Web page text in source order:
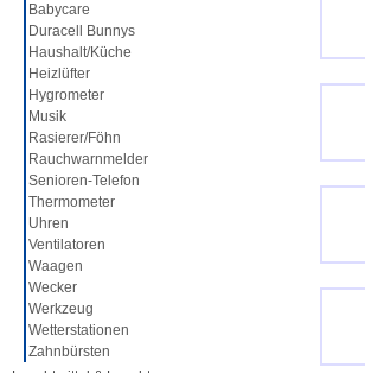
Babycare
Duracell Bunnys
Haushalt/Küche
Heizlüfter
Hygrometer
Musik
Rasierer/Föhn
Rauchwarnmelder
Senioren-Telefon
Thermometer
Uhren
Ventilatoren
Waagen
Wecker
Werkzeug
Wetterstationen
Zahnbürsten